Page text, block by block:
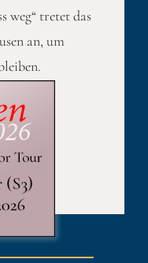
weg“ tretet das
an, um